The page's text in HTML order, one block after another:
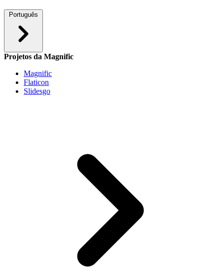
Português
Projetos da Magnific
Magnific
Flaticon
Slidesgo